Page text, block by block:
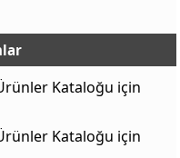
g
125,00 TL
42,50 TL
Set
82,50 TL
Sele 1000 g
Kataloğu için
Kataloğu için